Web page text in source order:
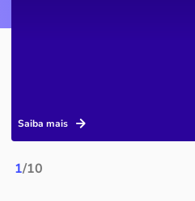
1/10
Saiba mais